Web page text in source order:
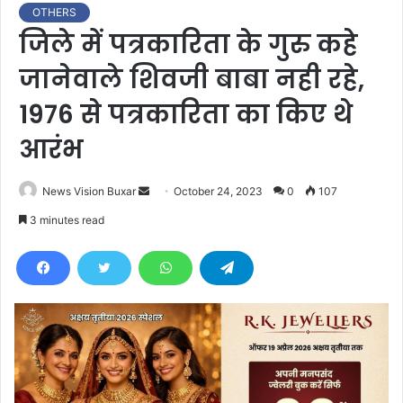
OTHERS
जिले में पत्रकारिता के गुरु कहे
जानेवाले शिवजी बाबा नही रहे,
1976 से पत्रकारिता का किए थे
आरंभ
News Vision Buxar
d
e
m
a
i
October 24, 2023 0 107
3 minutes read